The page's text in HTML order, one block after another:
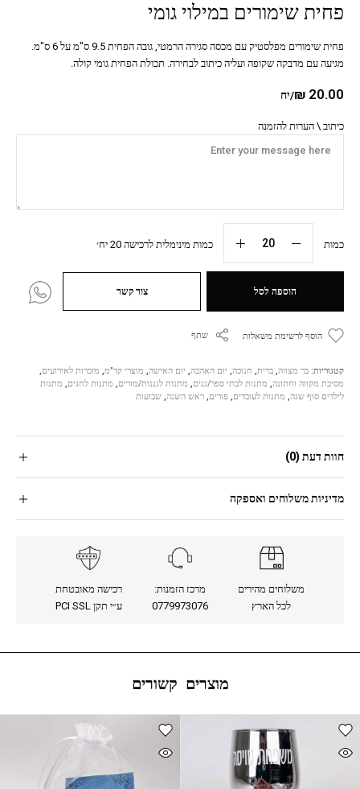
פחית שימורים במילוי גומי
₪ 20.00 /יח
כיתוב \ הערות להזמנה
כמות כמות מינימלית לרכישה 20 יח׳
הוספה לסל צור קשר
הוסף לרשימת משאלות שתף
קטגוריות: בר מצווה, ברית, חנוכה, יום האהבה, יום האישה, מוצרי קד"מ, מזכרות לאירועים,
מסיבת מקווה וחתונה, מתנות לבתי ספר/גנים, מתנות לגננות/מורים, מתנות לחגים, מתנות
לילדים סוף שנה, מתנות לעובדים, פורים, ראש השנה, שבועות
פחית שימורים מפלסטיק עם מכסה סגירה הרמטי, גובה הפחית 9.5 ס"מ על 6 ס"מ.
מגיעה עם מדבקה שקופה ועליה כיתוב לבחירה. תכולת הפחית גומי קולה.
חוות דעת (0)
מדיניות משלוחים ואספקה
משלוחים מהירים
לכל הארץ
מרכז הזמנות:
0779973076
רכישה מאובטחת
ע״י תקן PCI SSL
מוצרים קשורים